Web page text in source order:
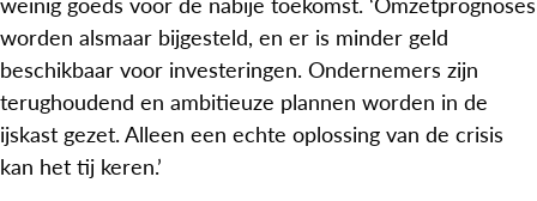
worden alsmaar bijgesteld, en er is minder geld
beschikbaar voor investeringen. Ondernemers zijn
terughoudend en ambitieuze plannen worden in de
ijskast gezet. Alleen een echte oplossing van de crisis
kan het tij keren.’